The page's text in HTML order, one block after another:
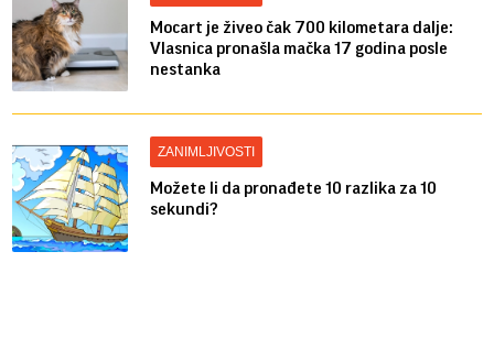
Mocart je živeo čak 700 kilometara dalje:
Vlasnica pronašla mačka 17 godina posle
nestanka
ZANIMLJIVOSTI
Možete li da pronađete 10 razlika za 10
sekundi?